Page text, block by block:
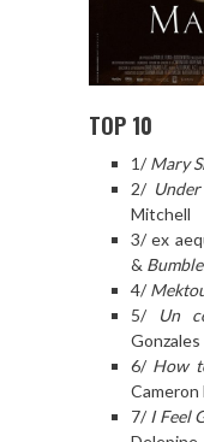
TOP 10
1/ Mary
2/
Mitchell
3/ ex
&
4/
5/
Un
Gonzales
6/ How
7/ I Feel